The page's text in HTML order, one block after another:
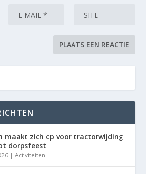
maakt zich op voor tractorwijding
dorpsfeest
|Activiteiten